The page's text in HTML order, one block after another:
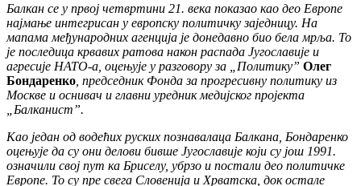
Балкан се у првој четвртини 21. века показао као део Европе
најмање интегрисан у европску политичку заједницу. На
мапама међународних агенција је донедавно био бела мрља. То
је последица крвавих ратова након распада Југославије и
агресије НАТО-а, оцењује у разговору за „Политику” Олег
Бондаренко , председник Фонда за прогресивну политику из
Москве и оснивач и главни уредник медијског пројекта
„Балканист”.
Као један од водећих руских познавалаца Балкана, Бондаренко
оцењује да су они делови бивше Југославије који су још 1991.
означили свој пут ка Бриселу, убрзо и постали део политичке
Европе. То су пре свега Словенија и Хрватска, док остале